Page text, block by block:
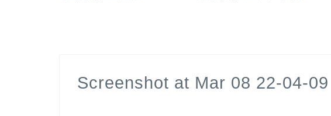
Screenshot at Mar 08 22-04-09